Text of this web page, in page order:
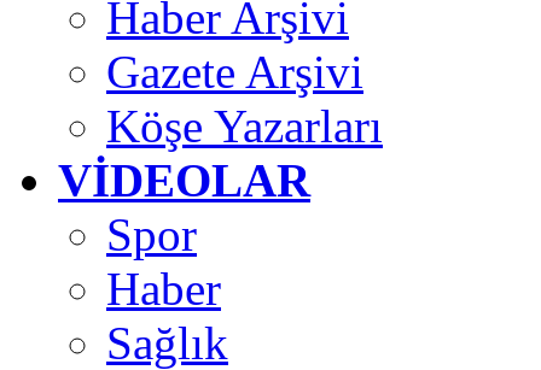
Haber Arşivi
Gazete Arşivi
Köşe Yazarları
VİDEOLAR
Spor
Haber
Sağlık